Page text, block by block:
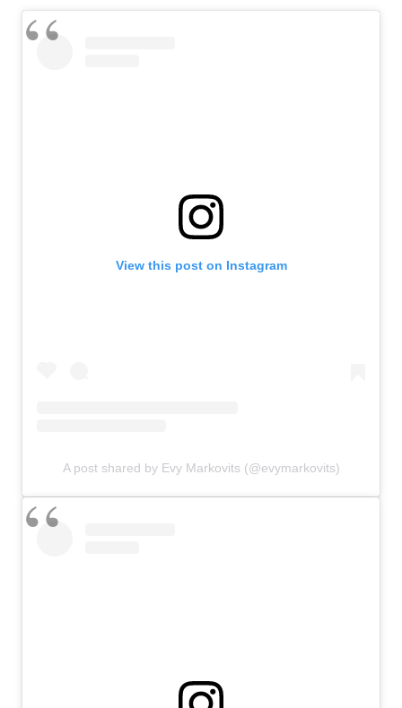
View this post on Instagram
A post shared by Evy Markovits (@evymarkovits)